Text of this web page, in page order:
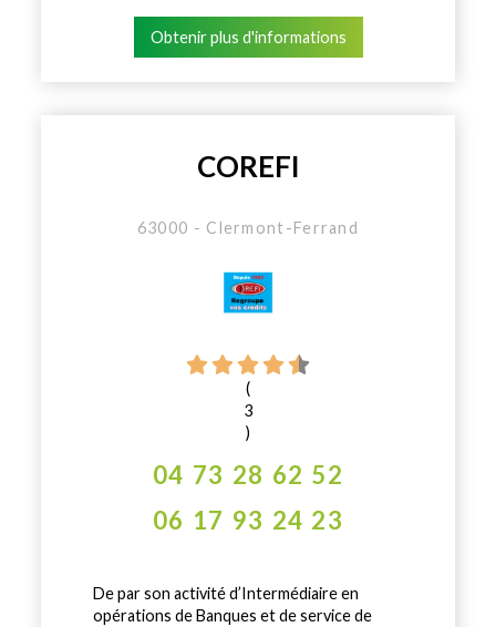
Obtenir plus d'informations
COREFI
63000 - Clermont-Ferrand
(
3
)
04 73 28 62 52
06 17 93 24 23
De par son activité d’Intermédiaire en
opérations de Banques et de service de